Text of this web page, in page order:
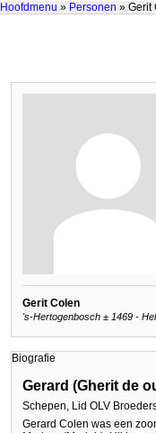
Hoofdmenu » Personen » Gerit
Gerit Colen
's-Hertogenbosch ± 1469 -
Biografie
Gerard (Gherit de
Schepen, Lid OLV
Gerard Colen was een